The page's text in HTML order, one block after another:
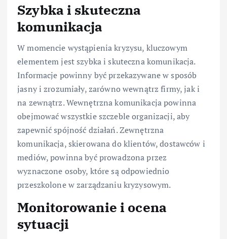
Szybka i skuteczna
komunikacja
W momencie wystąpienia kryzysu, kluczowym
elementem jest szybka i skuteczna komunikacja.
Informacje powinny być przekazywane w sposób
jasny i zrozumiały, zarówno wewnątrz firmy, jak i
na zewnątrz. Wewnętrzna komunikacja powinna
obejmować wszystkie szczeble organizacji, aby
zapewnić spójność działań. Zewnętrzna
komunikacja, skierowana do klientów, dostawców i
mediów, powinna być prowadzona przez
wyznaczone osoby, które są odpowiednio
przeszkolone w zarządzaniu kryzysowym.
Monitorowanie i ocena
sytuacji